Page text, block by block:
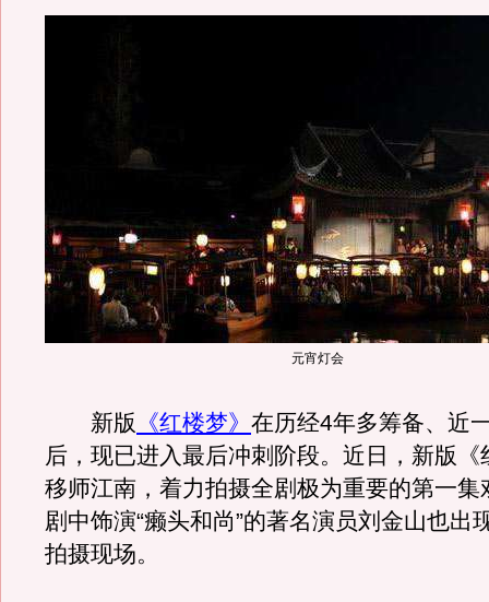
元宵灯会
新版 《红楼梦》 在历经4年多筹备、近
后，现已进入最后冲刺阶段。近日，新版《
移师江南，着力拍摄全剧极为重要的第一集
剧中饰演“癞头和尚”的著名演员刘金山也出
拍摄现场。